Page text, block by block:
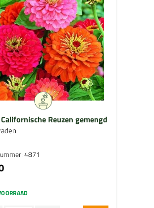
Reuzen gemengd
4871